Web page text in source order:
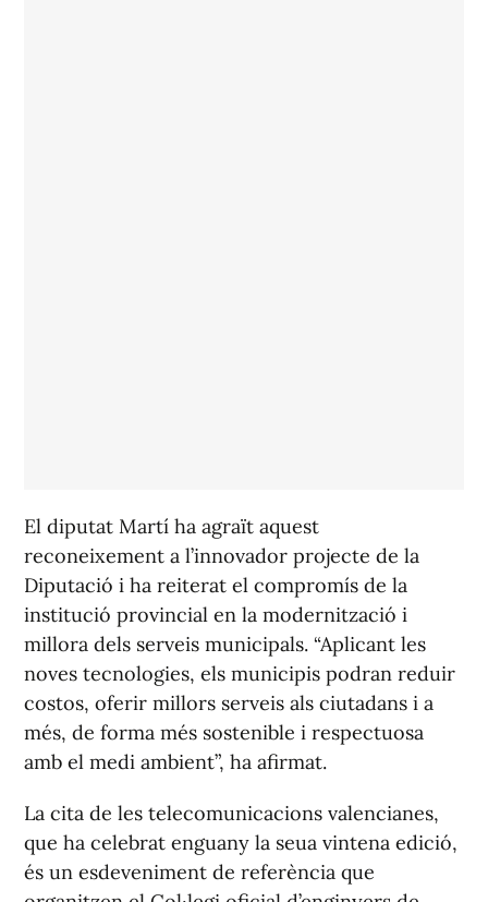
El diputat Martí ha agraït aquest
reconeixement a l’innovador projecte de la
Diputació i ha reiterat el compromís de la
institució provincial en la modernització i
millora dels serveis municipals. “Aplicant les
noves tecnologies, els municipis podran reduir
costos, oferir millors serveis als ciutadans i a
més, de forma més sostenible i respectuosa
amb el medi ambient”, ha afirmat.
La cita de les telecomunicacions valencianes,
que ha celebrat enguany la seua vintena edició,
és un esdeveniment de referència que